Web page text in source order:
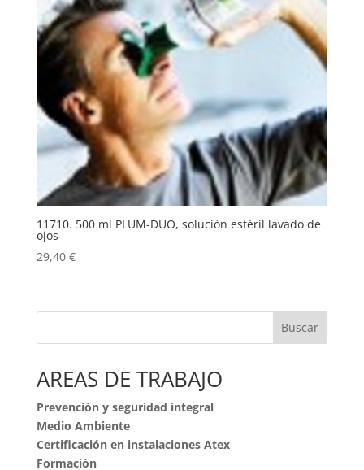
11710. 500 ml PLUM-DUO, solución estéril lavado de
ojos
29,40 €
Buscar
AREAS DE TRABAJO
Prevención y seguridad integral
Medio Ambiente
Certificación en instalaciones Atex
Formación